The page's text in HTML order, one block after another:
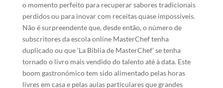
o momento perfeito para recuperar sabores tradicionais
perdidos ou para inovar com receitas quase impossíveis.
Não é surpreendente que, desde então, o número de
subscritores da escola online MasterChef tenha
duplicado ou que ‘La Biblia de MasterChef’ se tenha
tornado o livro mais vendido do talento até à data. Este
boom gastronómico tem sido alimentado pelas horas
livres em casa e pelas aulas particulares que grandes